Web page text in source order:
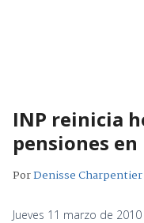
INP reinicia
pensiones
PorDenisse Charpentier
Jueves 11 marzo de